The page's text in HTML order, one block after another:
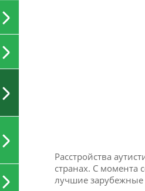
Расстройства
странах. С момента
лучшие зарубежные